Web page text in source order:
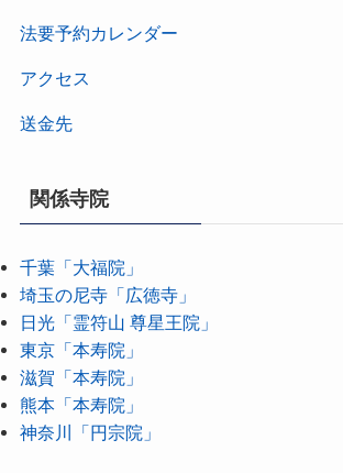
法要予約カレンダー
アクセス
送金先
関係寺院
千葉「大福院」
埼玉の尼寺「広徳寺」
日光「霊符山 尊星王院」
東京「本寿院」
滋賀「本寿院」
熊本「本寿院」
神奈川「円宗院」